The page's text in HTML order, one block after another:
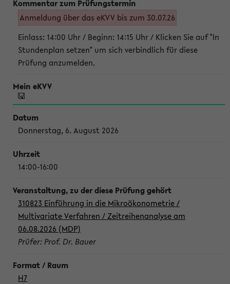
Anmeldung über das eKVV bis zum 30.07.26
Einlass: 14:00 Uhr / Beginn: 14:15 Uhr / Klicken Sie auf "In
Stundenplan setzen" um sich verbindlich für diese
Prüfung anzumelden.
Donnerstag, 6. August 2026
14:00-16:00
310823 Einführung in die Mikroökonometrie /
Multivariate Verfahren / Zeitreihenanalyse am
06.08.2026 (MDP)
Prüfer: Prof. Dr. Bauer
H7